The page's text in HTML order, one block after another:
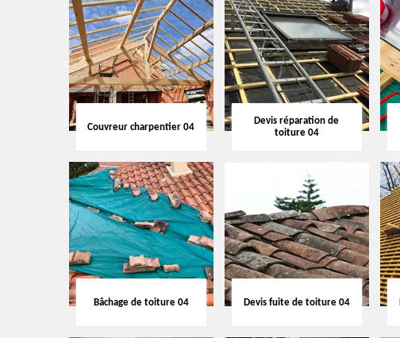
Couvreur charpentier 04
Devis réparation de
toiture 04
Bâchage de toiture 04 Devis fuite de toiture 04